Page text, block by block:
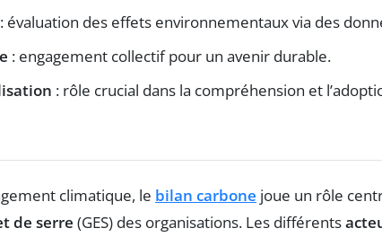
: évaluation des effets environnementaux via des
: engagement collectif pour un avenir durable.
: rôle crucial dans la compréhension et
climatique, le bilan carbone joue un rôle
de serre (GES) des organisations. Les différents